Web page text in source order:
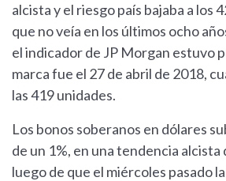
alcista y el riesgo país bajaba a los
que no veía en los últimos ocho
el indicador de JP Morgan estuvo
marca fue el 27 de abril de 2018,
las 419 unidades.
Los bonos soberanos en dólares
de un 1%, en una tendencia alcista
luego de que el miércoles pasado